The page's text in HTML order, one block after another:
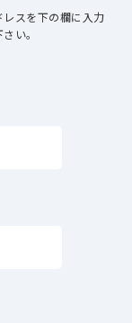
スを下の欄に入力
い。